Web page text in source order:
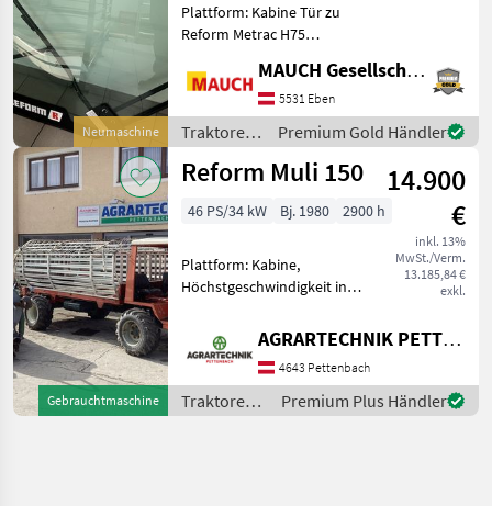
Neumaschine
Plattform: Kabine Tür zu
Reform Metrac H75
Bergtraks
MAUCH Gesellschaft m.b.H. & Co.KG, Eben
5531 Eben
Traktoren
/ Reform
Premium Gold Händler
Gebrauchtmaschine
Reform Muli 150
14.900
€
inkl. 13%
MwSt./Verm.
13.185,84 €
exkl.
46 PS/34 kW Bj. 1980 2900 h
Plattform: Kabine,
Höchstgeschwindigkeit in
4-Rad Bremse Ladewagen
Wechselaufbau Güllefass
2200 l Wechselaufbau
Traktoren Mäh- und
Bergtraks
AGRARTECHNIK PETTENBACH GMBH
4643 Pettenbach
Traktoren /
Reform
Premium Plus Händler